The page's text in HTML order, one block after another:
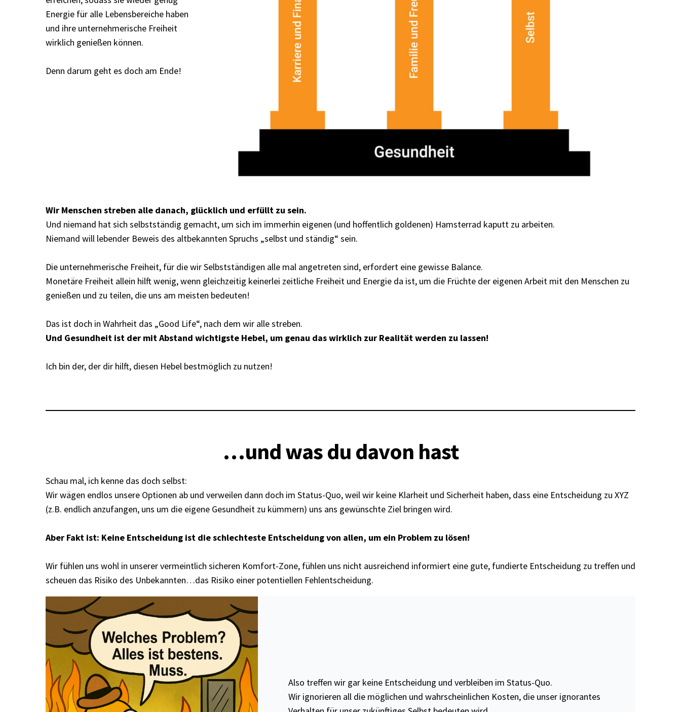
Der Gesundheitskompass für Selbstständige
Wenn du völlig kostenlos den bestmöglichen (letzten) ersten Schritt in eine gesunde
Zukunft gehen möchtest, mach jetzt unser evidenzbasiertes Gesundheitsquiz und
Jetzt das Quiz machen!
Energie für alle Lebensbereiche haben
und ihre unternehmerische Freiheit
wirklich genießen können.
Denn darum geht es doch am Ende!
Wir Menschen streben alle danach, glücklich und erfüllt zu sein.
Und niemand hat sich selbstständig gemacht, um sich im immerhin eigenen (und hoffentlich goldenen) Hamsterrad kaputt zu arbeiten.
Niemand will lebender Beweis des altbekannten Spruchs „selbst und ständig“ sein.
Die unternehmerische Freiheit, für die wir Selbstständigen alle mal angetreten sind, erfordert eine gewisse Balance.
Monetäre Freiheit allein hilft wenig, wenn gleichzeitig keinerlei zeitliche Freiheit und Energie da ist, um die Früchte der eigenen Arbeit mit den Menschen zu
genießen und zu teilen, die uns am meisten bedeuten!
Das ist doch in Wahrheit das „Good Life“, nach dem wir alle streben.
Und Gesundheit ist der mit Abstand wichtigste Hebel, um genau das wirklich zur Realität werden zu lassen!
Ich bin der, der dir hilft, diesen Hebel bestmöglich zu nutzen!
…und was du davon hast
Schau mal, ich kenne das doch selbst:
Wir wägen endlos unsere Optionen ab und verweilen dann doch im Status-Quo, weil wir keine Klarheit und Sicherheit haben, dass eine Entscheidung zu XYZ
(z.B. endlich anzufangen, uns um die eigene Gesundheit zu kümmern) uns ans gewünschte Ziel bringen wird.
Aber Fakt ist: Keine Entscheidung ist die schlechteste Entscheidung von allen, um ein Problem zu lösen!
Wir fühlen uns wohl in unserer vermeintlich sicheren Komfort-Zone, fühlen uns nicht ausreichend informiert eine gute, fundierte Entscheidung zu treffen und
scheuen das Risiko des Unbekannten…das Risiko einer potentiellen Fehlentscheidung.
Also treffen wir gar keine Entscheidung und verbleiben im Status-Quo.
Wir ignorieren all die möglichen und wahrscheinlichen Kosten, die unser ignorantes